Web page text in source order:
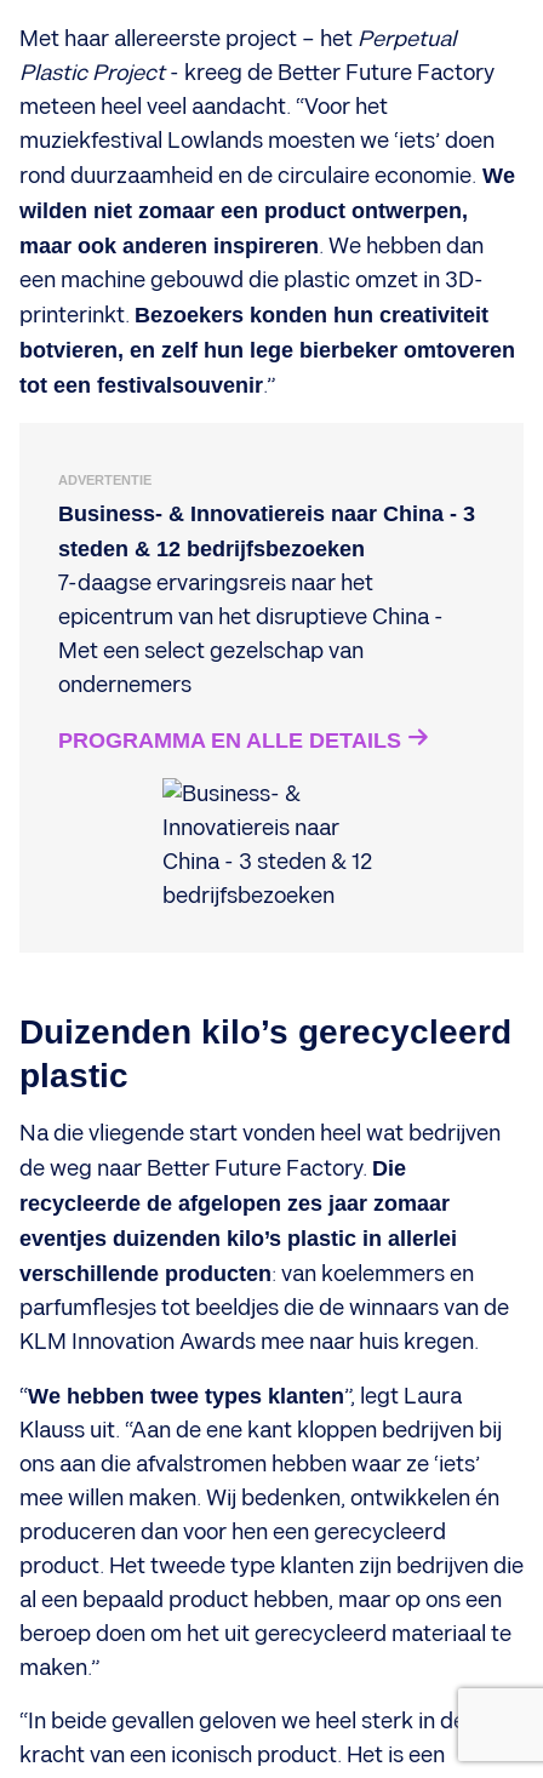
Met haar allereerste project – het Perpetual
Plastic Project- kreeg de Better Future Factory
meteen heel veel aandacht. “Voor het
muziekfestival Lowlands moesten we ‘iets’ doen
rond duurzaamheid en de circulaire economie. We
wilden niet zomaar een product ontwerpen,
maar ook anderen inspireren. We hebben dan
een machine gebouwd die plastic omzet in 3D-
printerinkt. Bezoekers konden hun creativiteit
botvieren, en zelf hun lege bierbeker omtoveren
tot een festivalsouvenir.”
ADVERTENTIE
Business- & Innovatiereis naar China - 3
steden & 12 bedrijfsbezoeken
7-daagse ervaringsreis naar het
epicentrum van het disruptieve China -
Met een select gezelschap van
ondernemers
PROGRAMMA EN ALLE DETAILS
Duizenden kilo’s gerecycleerd
plastic
Na die vliegende start vonden heel wat bedrijven
de weg naar Better Future Factory. Die
recycleerde de afgelopen zes jaar zomaar
eventjes duizenden kilo’s plastic in allerlei
verschillende producten: van koelemmers en
parfumflesjes tot beeldjes die de winnaars van de
KLM Innovation Awards mee naar huis kregen.
“We hebben twee types klanten”, legt Laura
Klauss uit. “Aan de ene kant kloppen bedrijven bij
ons aan die afvalstromen hebben waar ze ‘iets’
mee willen maken. Wij bedenken, ontwikkelen én
produceren dan voor hen een gerecycleerd
product. Het tweede type klanten zijn bedrijven die
al een bepaald product hebben, maar op ons een
beroep doen om het uit gerecycleerd materiaal te
maken.”
“In beide gevallen geloven we heel sterk in de
kracht van een iconisch product. Het is een